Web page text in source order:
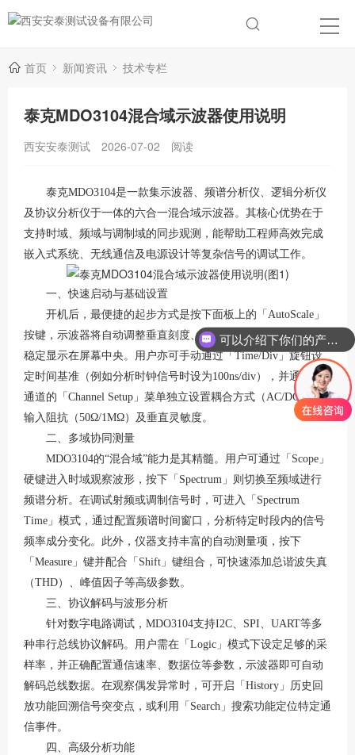
首页 新闻资讯 技术专栏
泰克MDO3104混合域示波器使用说明
西安安泰测试 2026-07-02 阅读
泰克MDO3104是一款集示波器、频谱分析仪、逻辑分析仪
及协议分析仪于一体的六合一混合域示波器。其核心优势在于
支持时域、频域与调制域的同步观测，能帮助工程师高效完成
嵌入式系统、无线通信及电源设计等复杂信号的调试工作。
一、快速启动与基础设置
开机后，最便捷的起步方式是按下面板上的「 AutoScale」
按键，示波器将自动调整垂直刻度、时基及触发方式，使波形
稳定显示在屏幕中央。用户亦可手动通过「Time/Div」旋钮设
定时间基准（例如分析时钟信号时设为100ns/div），并通过各
通道的「Channel Setup」菜单独立设置耦合方式（AC/DC）、
输入阻抗（50Ω/1MΩ）及垂直灵敏度。
二、多域协同测量
MDO3104的“混合域”能力是其精髓。用户可通过「Scope」
硬键进入时域观察波形，按下「Spectrum」则切换至频域进行
频谱分析。在调试射频或调制信号时，可进入「 Spectrum
Time」模式，通过配置频谱时间窗口，分析特定时段内的信号
频率成分变化。此外，仪器支持丰富的自动测量项，按下
「 Measure」键并配合「Shift」键组合，可快速添加总谐波失真
（THD）、峰值因子等高级参数。
三、协议解码与波形分析
针对数字电路调试， MDO3104支持I2C、SPI、UART等多
种串行总线协议解码。用户需在「 Logic」模式下设定足够的采
样率，并正确配置通信速率、数据位等参数，示波器即可自动
解码总线数据。在观察偶发异常时，可开启「History」历史回
放功能回溯信号突变点，或利用「Search」搜索功能定位特定通
信事件。
四、高级分析功能
可以介绍下你们的产品么？